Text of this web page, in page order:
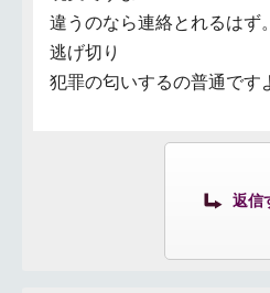
違うのなら連絡とれるはず。
逃げ切り
犯罪の匂いするの普通です
返信